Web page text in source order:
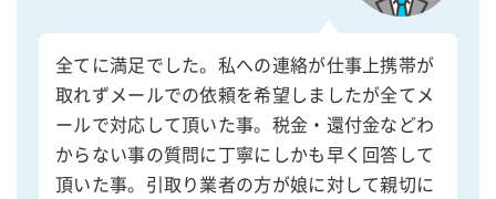
全てに満足でした。私への連絡が仕事上携帯が
取れずメールでの依頼を希望しましたが全てメ
ールで対応して頂いた事。税金・還付金などわ
からない事の質問に丁寧にしかも早く回答して
頂いた事。引取り業者の方が娘に対して親切に